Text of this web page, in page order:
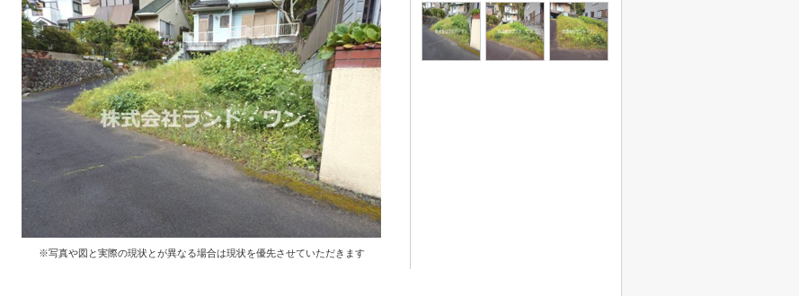
※写真や図と実際の現状とが異なる場合は現状を優先させていただきます